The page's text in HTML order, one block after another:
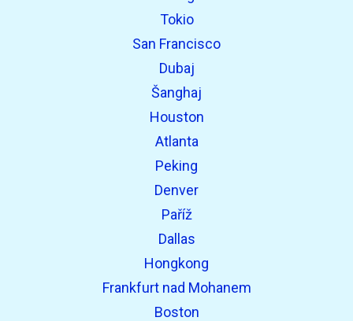
Tokio
San Francisco
Dubaj
Šanghaj
Houston
Atlanta
Peking
Denver
Paříž
Dallas
Hongkong
Frankfurt nad Mohanem
Boston